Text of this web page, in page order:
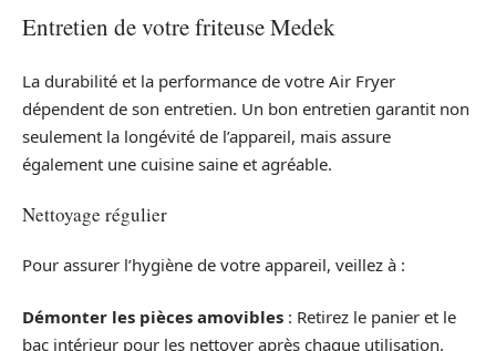
Entretien de votre friteuse Medek
La durabilité et la performance de votre Air Fryer
dépendent de son entretien. Un bon entretien garantit non
seulement la longévité de l’appareil, mais assure
également une cuisine saine et agréable.
Nettoyage régulier
Pour assurer l’hygiène de votre appareil, veillez à :
Démonter les pièces amovibles : Retirez le panier et le
bac intérieur pour les nettoyer après chaque utilisation.